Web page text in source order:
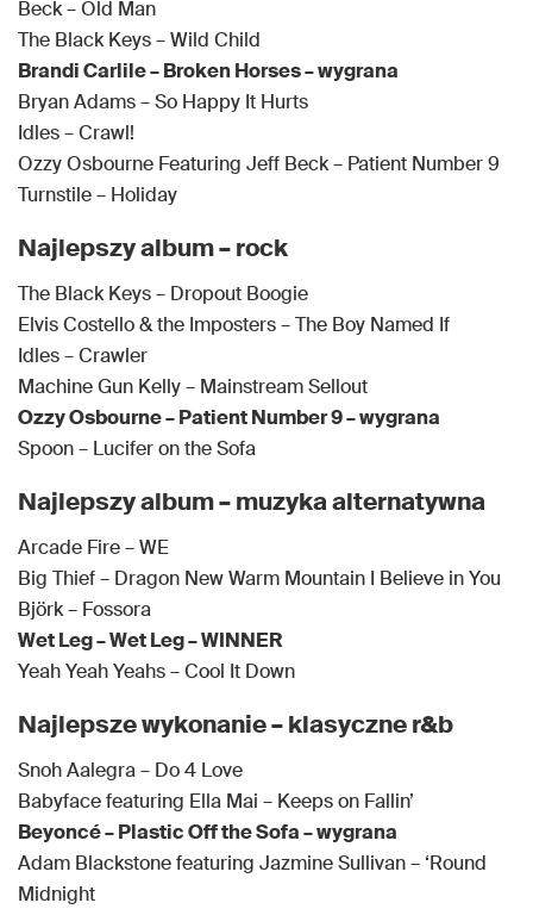
Beck – Old Man
The Black Keys – Wild Child
Brandi Carlile – Broken Horses – wygrana
Bryan Adams – So Happy It Hurts
Idles – Crawl!
Ozzy Osbourne Featuring Jeff Beck – Patient Number 9
Turnstile – Holiday
Najlepszy album – rock
The Black Keys – Dropout Boogie
Elvis Costello & the Imposters – The Boy Named If
Idles – Crawler
Machine Gun Kelly – Mainstream Sellout
Ozzy Osbourne – Patient Number 9 – wygrana
Spoon – Lucifer on the Sofa
Najlepszy album – muzyka alternatywna
Arcade Fire – WE
Big Thief – Dragon New Warm Mountain I Believe in You
Björk – Fossora
Wet Leg – Wet Leg – WINNER
Yeah Yeah Yeahs – Cool It Down
Najlepsze wykonanie – klasyczne r&b
Snoh Aalegra – Do 4 Love
Babyface featuring Ella Mai – Keeps on Fallin’
Beyoncé – Plastic Off the Sofa – wygrana
Adam Blackstone featuring Jazmine Sullivan – ‘Round
Midnight